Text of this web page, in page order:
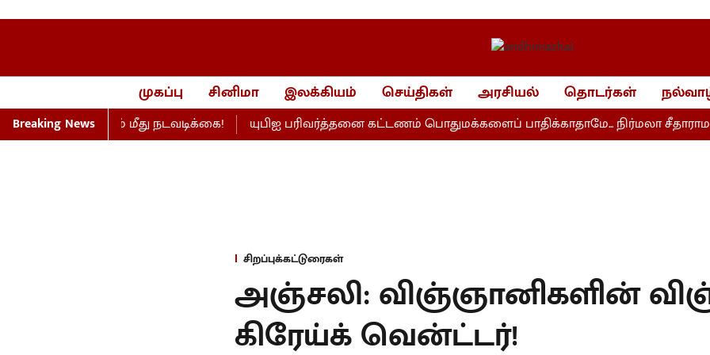
முகப்பு சினிமா இலக்கியம் செய்திகள் அரசியல் தொடர்கள்
Breaking News
நிறுவனம் மீது நடவடிக்கை! யுபிஐ பரிவர்த்தனை கட்டணம் பொதுமக்களைப் பாதிக்காதாமே... நிர்மலா சீதாராமன்
சிறப்புக்கட்டுரைகள்
அஞ்சலி: விஞ்ஞானிகளின்
கிரேய்க் வென்ட்டர்!